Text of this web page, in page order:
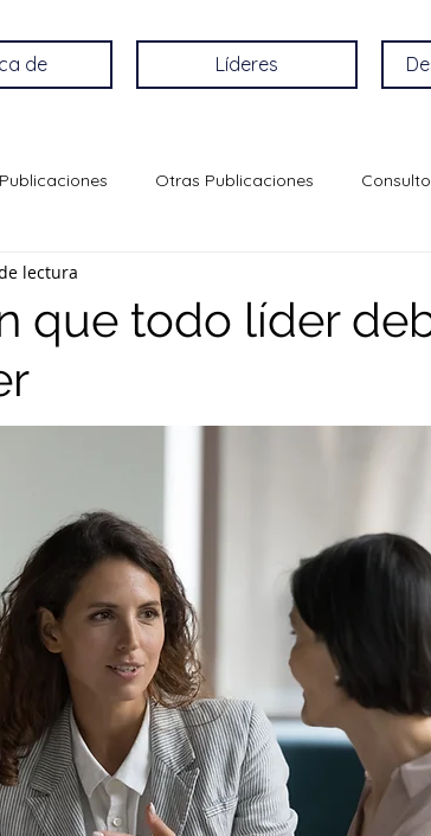
de Líderes
Otras Publicaciones
que todo líder
lectura